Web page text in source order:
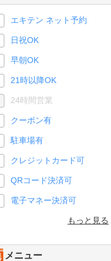
エキテン ネット予約
日祝OK
早朝OK
21時以降OK
24時間営業
クーポン有
駐車場有
クレジットカード可
QRコード決済可
電子マネー決済可
もっと見る
メニュー